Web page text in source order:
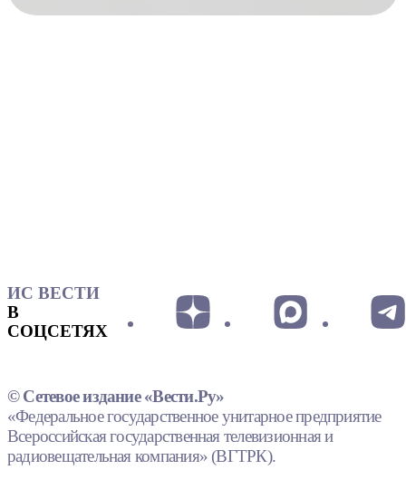
ИС ВЕСТИ
В
СОЦСЕТЯХ
© Сетевое издание «Вести.Ру»
«Федеральное государственное унитарное предприятие
Всероссийская государственная телевизионная и
радиовещательная компания» (ВГТРК).